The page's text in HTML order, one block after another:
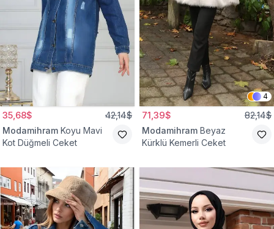
35,68$ 42,14$
Modamihram Koyu Mavi
Kot Düğmeli Ceket
4
71,39$ 82,14$
Modamihram Beyaz
Kürklü Kemerli Ceket